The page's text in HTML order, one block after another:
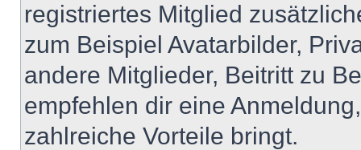
registriertes Mitglied
zum Beispiel Avatarbilder,
andere Mitglieder, Beitritt zu
empfehlen dir eine
zahlreiche Vorteile bringt.